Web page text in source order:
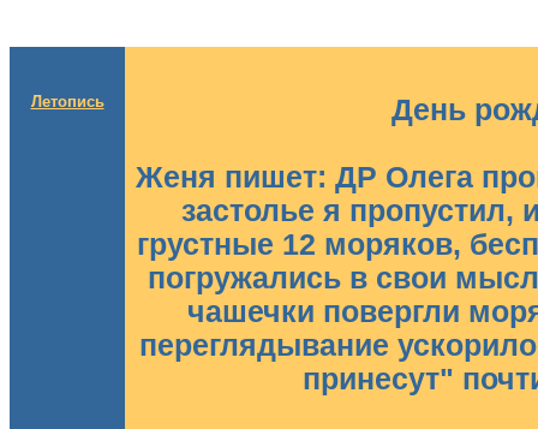
Летопись День
Женя пишет: ДР Олега
застолье я пропустил,
грустные 12 моряков,
погружались в свои
чашечки повергли
переглядывание
принесут"